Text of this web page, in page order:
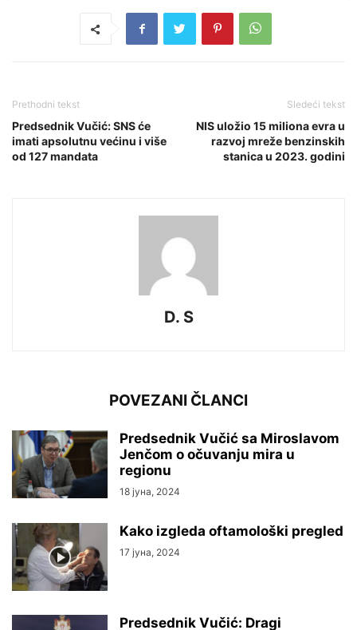
Prethodni tekst
Predsednik Vučić: SNS će
imati apsolutnu većinu i više
od 127 mandata
Sledeći tekst
NIS uložio 15 miliona evra u
razvoj mreže benzinskih
stanica u 2023. godini
D. S
POVEZANI ČLANCI
Predsednik Vučić sa Miroslavom
Jenčom o očuvanju mira u
regionu
18 јуна, 2024
Kako izgleda oftamološki pregled
17 јуна, 2024
Predsednik Vučić: Dragi